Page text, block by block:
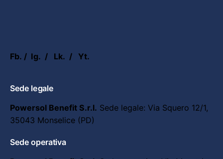
Fb. / Ig. / Lk. / Yt.
Sede legale
Powersol Benefit S.r.l. Sede legale: Via Squero 12/1,
35043 Monselice (PD)
Sede operativa